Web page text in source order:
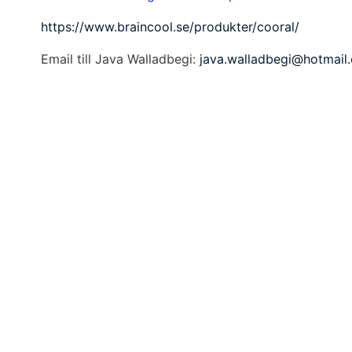
https://www.braincool.se/produkter/cooral/
Email till Java Walladbegi: